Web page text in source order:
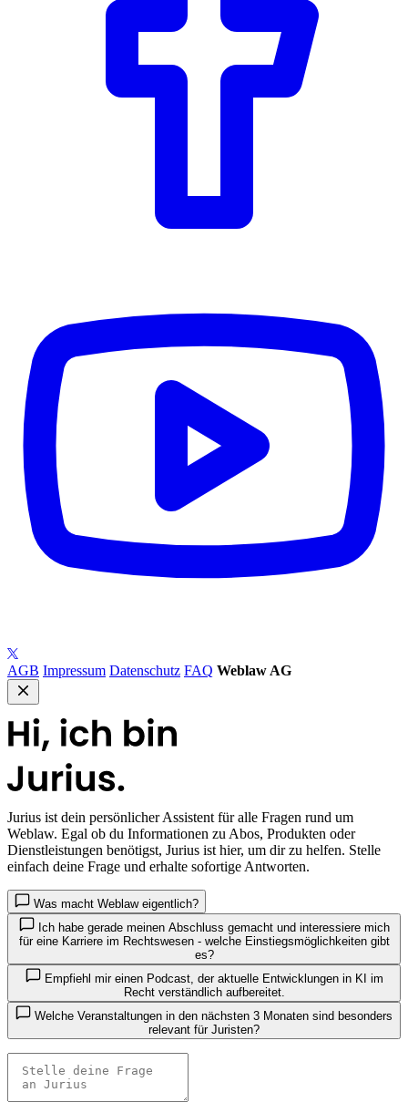
AGB Impressum Datenschutz FAQ Weblaw AG
Jurius ist dein persönlicher Assistent für alle Fragen rund um
Weblaw. Egal ob du Informationen zu Abos, Produkten oder
Dienstleistungen benötigst, Jurius ist hier, um dir zu helfen. Stelle
einfach deine Frage und erhalte sofortige Antworten.
Was macht Weblaw eigentlich?
Ich habe gerade meinen Abschluss gemacht und interessiere mich
für eine Karriere im Rechtswesen - welche Einstiegsmöglichkeiten gibt
es?
Empfiehl mir einen Podcast, der aktuelle Entwicklungen in KI im
Recht verständlich aufbereitet.
relevant für Juristen?